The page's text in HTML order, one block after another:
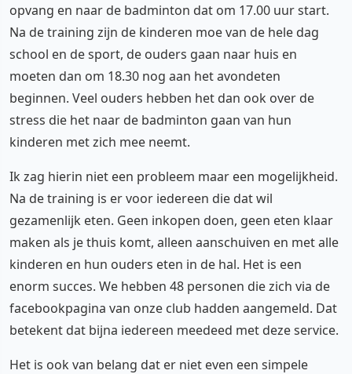
opvang en naar de badminton dat om 17.00 uur start.
Na de training zijn de kinderen moe van de hele dag
school en de sport, de ouders gaan naar huis en
moeten dan om 18.30 nog aan het avondeten
beginnen. Veel ouders hebben het dan ook over de
stress die het naar de badminton gaan van hun
kinderen met zich mee neemt.
Ik zag hierin niet een probleem maar een mogelijkheid.
Na de training is er voor iedereen die dat wil
gezamenlijk eten. Geen inkopen doen, geen eten klaar
maken als je thuis komt, alleen aanschuiven en met alle
kinderen en hun ouders eten in de hal. Het is een
enorm succes. We hebben 48 personen die zich via de
facebookpagina van onze club hadden aangemeld. Dat
betekent dat bijna iedereen meedeed met deze service.
Het is ook van belang dat er niet even een simpele